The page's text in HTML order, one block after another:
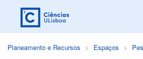
Planeamento e Recursos Espaços